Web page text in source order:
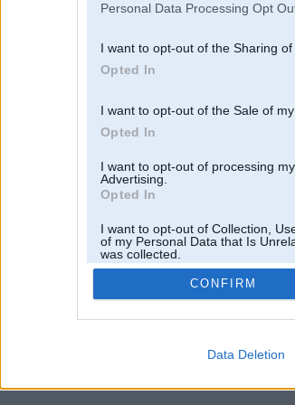
Personal Data Processing Opt
I want to opt-out of the Sharing
Opted In
I want to opt-out of the Sale of
Opted In
I want to opt-out of processing
Advertising.
Opted In
I want to opt-out of Collection,
of my Personal Data that Is
was collected.
Opted Out
CONFIRM
Data Deletion
136
BMWPower.lv darbojas
gada 14. maija. Tas nav auto klubs un nav saistīts ar
AG.